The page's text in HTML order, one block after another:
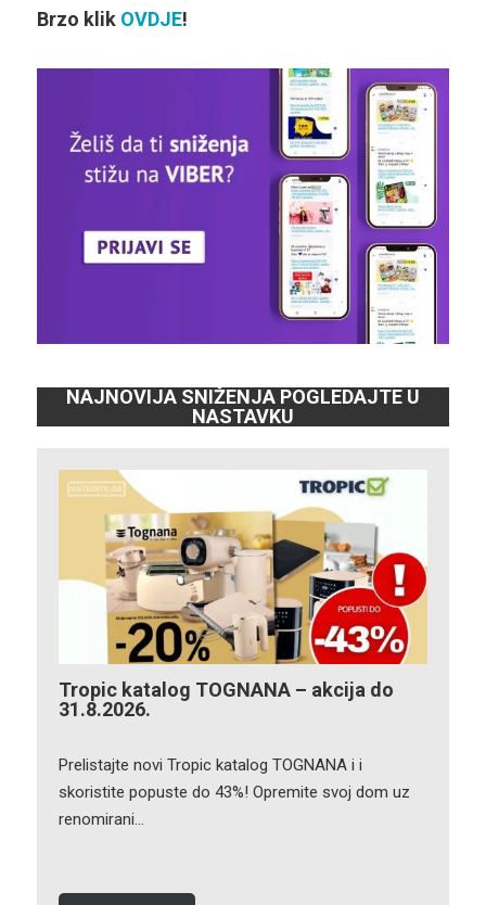
Brzo klik OVDJE!
NAJNOVIJA SNIŽENJA POGLEDAJTE U
NASTAVKU
Tropic katalog TOGNANA – akcija do
31.8.2026.
Prelistajte novi Tropic katalog TOGNANA i i
skoristite popuste do 43%! Opremite svoj dom uz
renomirani…